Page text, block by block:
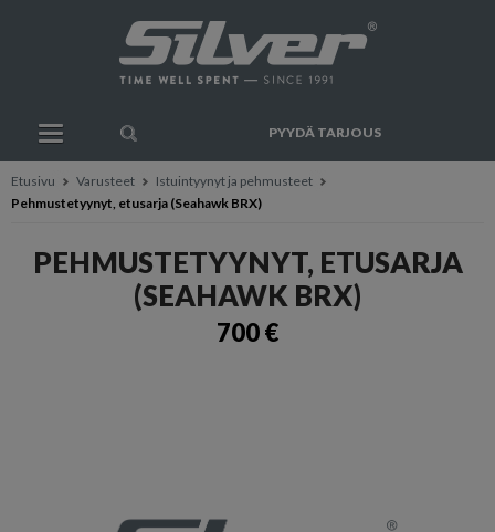
PYYDÄ TARJOUS
Etusivu Varusteet
Istuintyynyt ja pehmusteet
Pehmustetyynyt, etusarja (Seahawk BRX)
PEHMUSTETYYNYT, ETUSARJA
(SEAHAWK BRX)
700 €